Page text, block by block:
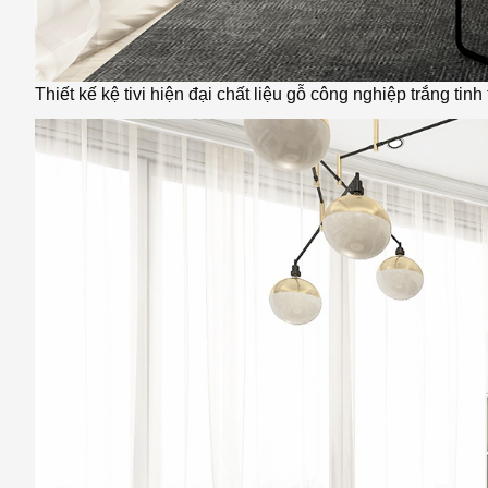
Thiết kế kệ tivi hiện đại chất liệu gỗ công nghiệp trắng tinh